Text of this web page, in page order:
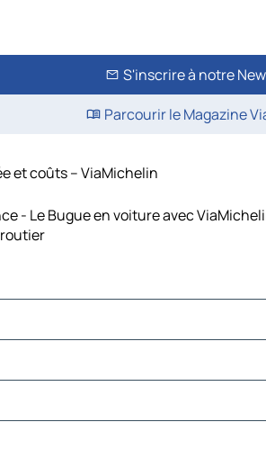
S'inscrire à notre
Parcourir le Magazine
et coûts – ViaMichelin
- Le Bugue en voiture avec